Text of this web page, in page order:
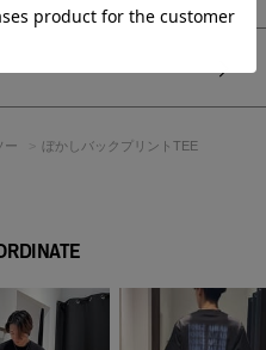
る生地感が特徴です。
差がありますが、二次加工の
用）
ー ぼかしバックプリントTEE